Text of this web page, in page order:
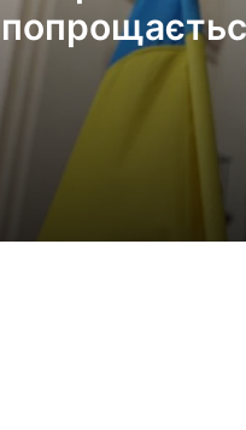
Миколою
Дмитром